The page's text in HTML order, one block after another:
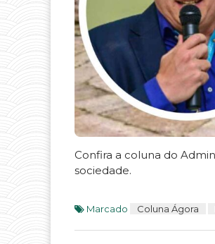
Confira a coluna do
sociedade.
Marcado Coluna Ágora